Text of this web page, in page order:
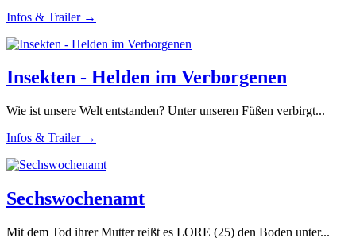
Infos & Trailer →
Insekten - Helden im Verborgenen
Wie ist unsere Welt entstanden? Unter unseren Füßen verbirgt...
Infos & Trailer →
Sechswochenamt
Mit dem Tod ihrer Mutter reißt es LORE (25) den Boden unter...